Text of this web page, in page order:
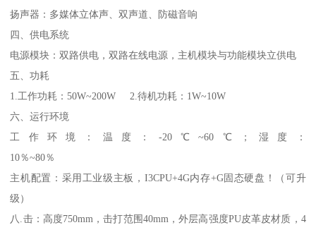
扬声器：多媒体立体声、双声道、防磁音响
四、供电系统
电源模块：双路供电，双路在线电源，主机模块与功能模块立供电
五、功耗
1.工作功耗：50W~200W 2.待机功耗：1W~10W
六、运行环境
工作环境：温度：-20℃~60℃；湿度：
10％~80
主机配置：采用工业级主板，I3CPU+4G内存+G固态硬盘！（可升
级）
八.击：高度750mm，击打范围40mm，外层高强度PU皮革皮材质，4